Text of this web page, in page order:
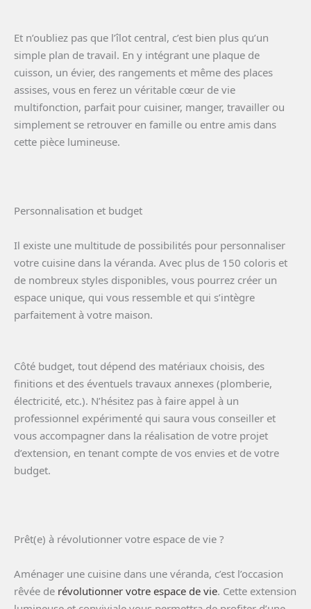
Et n’oubliez pas que l’îlot central, c’est bien plus qu’un
simple plan de travail. En y intégrant une plaque de
cuisson, un évier, des rangements et même des places
assises, vous en ferez un véritable cœur de vie
multifonction, parfait pour cuisiner, manger, travailler ou
simplement se retrouver en famille ou entre amis dans
cette pièce lumineuse.
Personnalisation et budget
Il existe une multitude de possibilités pour personnaliser
votre cuisine dans la véranda. Avec plus de 150 coloris et
de nombreux styles disponibles, vous pourrez créer un
espace unique, qui vous ressemble et qui s’intègre
parfaitement à votre maison.
Côté budget, tout dépend des matériaux choisis, des
finitions et des éventuels travaux annexes (plomberie,
électricité, etc.). N’hésitez pas à faire appel à un
professionnel expérimenté qui saura vous conseiller et
vous accompagner dans la réalisation de votre projet
d’extension, en tenant compte de vos envies et de votre
budget.
Prêt(e) à révolutionner votre espace de vie ?
Aménager une cuisine dans une véranda, c’est l’occasion
rêvée de révolutionner votre espace de vie. Cette extension